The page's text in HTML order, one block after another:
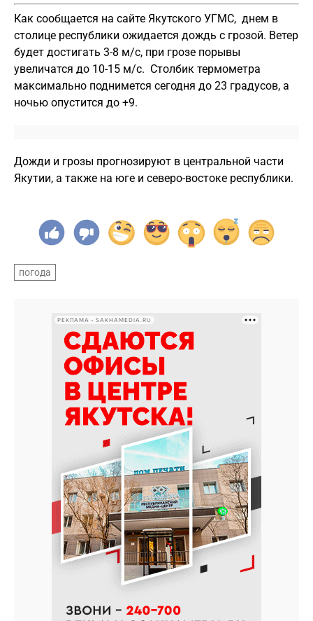
Как сообщается на сайте Якутского УГМС, днем в
столице республики ожидается дождь с грозой. Ветер
будет достигать 3-8 м/с, при грозе порывы
увеличатся до 10-15 м/с. Столбик термометра
максимально поднимется сегодня до 23 градусов, а
ночью опустится до +9.
Дожди и грозы прогнозируют в центральной части
Якутии, а также на юге и северо-востоке республики.
погода
РЕКЛАМА • SAKHAMEDIA.RU